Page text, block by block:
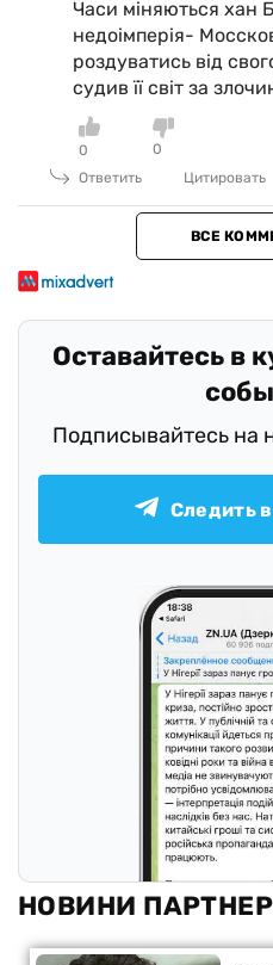
Часи міняються хан
недоімперія-
роздуватись від
судив її світ за
0
0
Ответить
Цитировать
ВСЕ
Оставайтесь в
Подписывайтесь на
Следить